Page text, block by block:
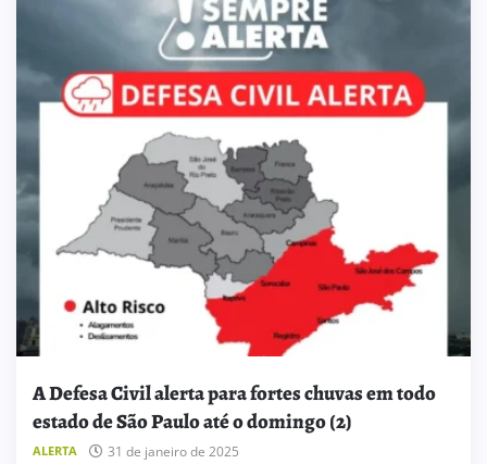
A Defesa Civil alerta para fortes chuvas em todo
estado de São Paulo até o domingo (2)
ALERTA 31 de janeiro de 2025